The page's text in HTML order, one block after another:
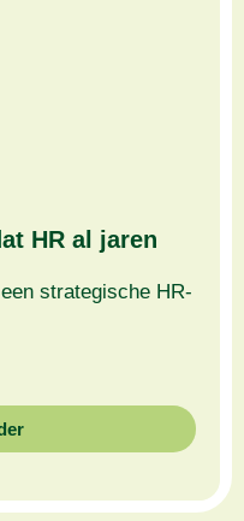
HR al jaren
strategische HR-